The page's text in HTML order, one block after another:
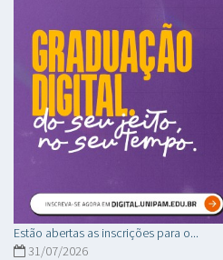
Estão abertas as inscrições para o...
31/07/2026